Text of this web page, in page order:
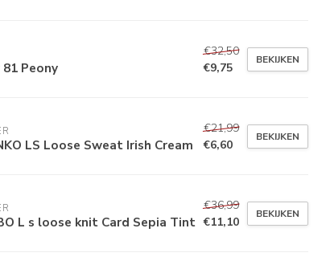
Peony
€32,50
€9,75
BEKIJKEN
LS Loose Sweat Irish Cream
€21,99
€6,60
BEKIJKEN
L s loose knit Card Sepia Tint
€36,99
€11,10
BEKIJKEN